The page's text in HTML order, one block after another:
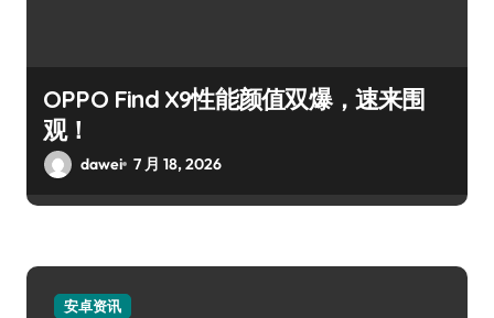
OPPO Find X9性能颜值双爆，速来围
观！
dawei 7 月 18, 2026
安卓资讯